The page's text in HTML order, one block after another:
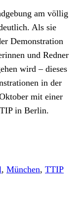
am völlig
Als sie
Demonstration
und Redner
wird – dieses
in der
mit einer
in Berlin.
, München, TTIP